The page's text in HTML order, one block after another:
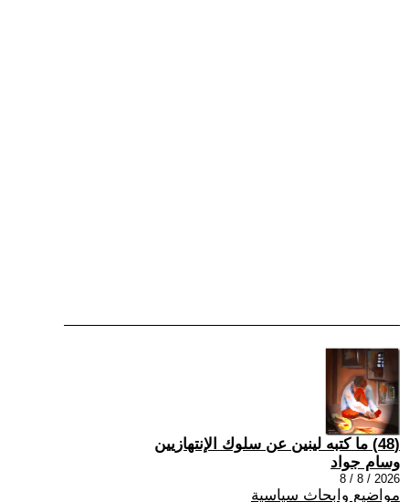
(48) ما كتبه لينين عن سلوك الإنتهازيين
وسام جواد
2026 / 8 / 8
مواضيع وابحاث سياسية